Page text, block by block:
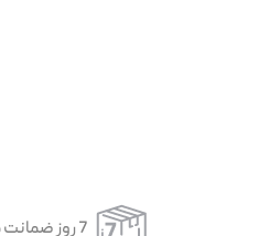
7 روز ضمانت محصول